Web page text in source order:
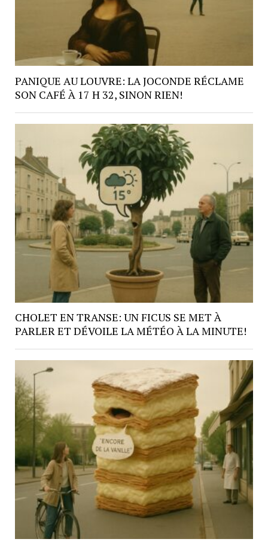
PANIQUE AU LOUVRE: LA JOCONDE RÉCLAME
SON CAFÉ À 17 H 32, SINON RIEN!
CHOLET EN TRANSE: UN FICUS SE MET À
PARLER ET DÉVOILE LA MÉTÉO À LA MINUTE!